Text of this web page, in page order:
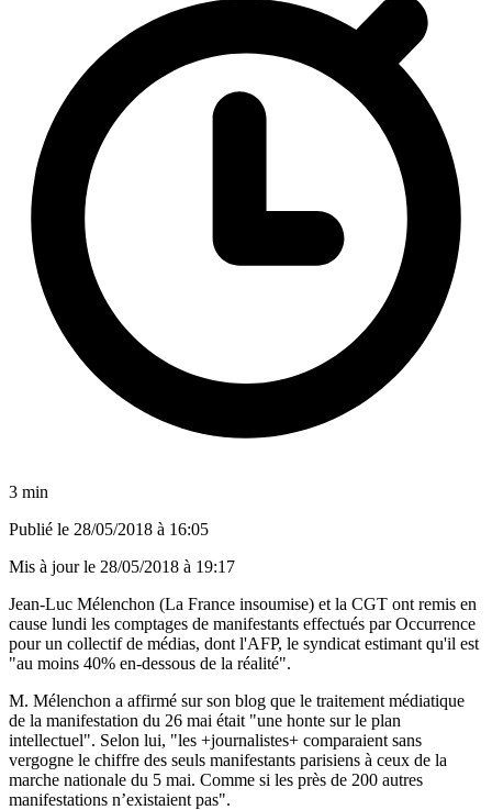
3 min
Publié le 28/05/2018 à 16:05
Mis à jour le 28/05/2018 à 19:17
Jean-Luc Mélenchon (La France insoumise) et la CGT ont remis en
cause lundi les comptages de manifestants effectués par Occurrence
pour un collectif de médias, dont l'AFP, le syndicat estimant qu'il est
"au moins 40% en-dessous de la réalité".
M. Mélenchon a affirmé sur son blog que le traitement médiatique
de la manifestation du 26 mai était "une honte sur le plan
intellectuel". Selon lui, "les +journalistes+ comparaient sans
vergogne le chiffre des seuls manifestants parisiens à ceux de la
marche nationale du 5 mai. Comme si les près de 200 autres
manifestations n’existaient pas".